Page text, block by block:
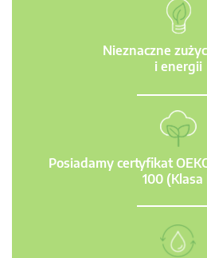
Nieznaczne
i energii
Posiadamy certyfikat
100 (Klasa